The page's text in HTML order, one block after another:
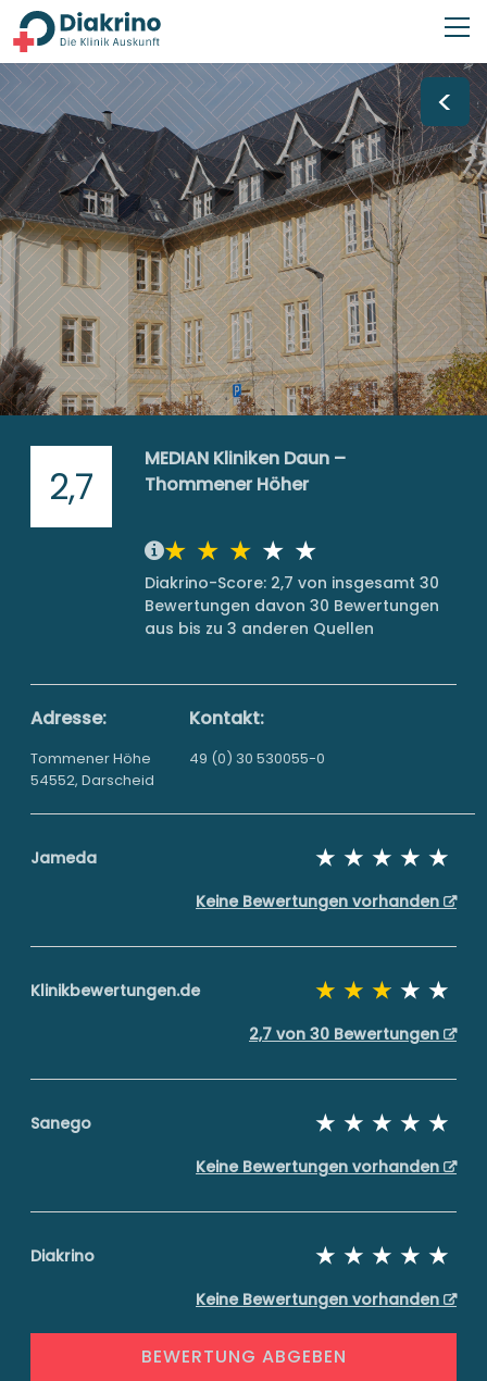
<
2,7
MEDIAN Kliniken Daun –
Thommener Höher
Diakrino-Score: 2,7 von insgesamt 30
Bewertungen davon 30 Bewertungen
aus bis zu 3 anderen Quellen
Adresse:
Tommener Höhe
54552, Darscheid
Kontakt:
49 (0) 30 530055-0
Jameda
Keine Bewertungen vorhanden
Klinikbewertungen.de
2,7 von 30 Bewertungen
Sanego
Keine Bewertungen vorhanden
Diakrino
Keine Bewertungen vorhanden
BEWERTUNG ABGEBEN